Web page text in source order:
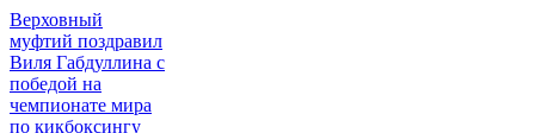
Верховный
муфтий поздравил
Виля Габдуллина с
победой на
чемпионате мира
по кикбоксингу